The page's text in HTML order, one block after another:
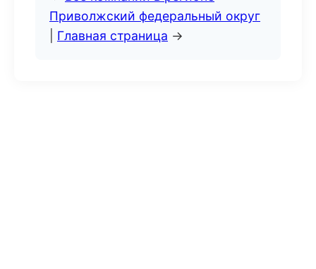
Приволжский федеральный округ
Главная страница →